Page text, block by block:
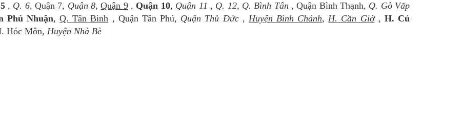
, Q. 6, Quận 7, Quận 8,Quận 9, Quận 10, Quận 11 , Q. 12, Q. Bình Tân , Quận Bình Thạnh, Q. Gò Vấp
Phú Nhuận,Q. Tân Bình , Quận Tân Phú, Quận Thủ Đức, Huyện Bình Chánh,H. Cần Giờ, H. Củ
Hóc Môn, Huyện Nhà Bè